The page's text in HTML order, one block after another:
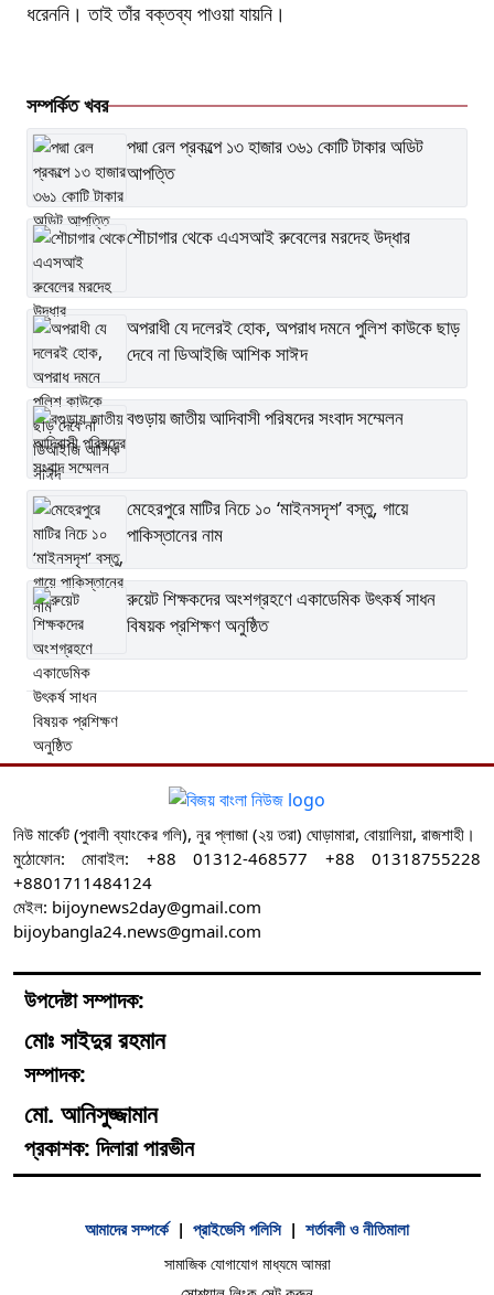
ধরেননি। তাই তাঁর বক্তব্য পাওয়া যায়নি।
সম্পর্কিত খবর
পদ্মা রেল প্রকল্পে ১৩ হাজার ৩৬১ কোটি টাকার অডিট
আপত্তি
শৌচাগার থেকে এএসআই রুবেলের মরদেহ উদ্ধার
অপরাধী যে দলেরই হোক, অপরাধ দমনে পুলিশ কাউকে ছাড়
দেবে না ডিআইজি আশিক সাঈদ
বগুড়ায় জাতীয় আদিবাসী পরিষদের সংবাদ সম্মেলন
মেহেরপুরে মাটির নিচে ১০ ‘মাইনসদৃশ’ বস্তু, গায়ে
পাকিস্তানের নাম
রুয়েট শিক্ষকদের অংশগ্রহণে একাডেমিক উৎকর্ষ সাধন
বিষয়ক প্রশিক্ষণ অনুষ্ঠিত
নিউ মার্কেট (পুবালী ব্যাংকের গলি), নুর প্লাজা (২য় তরা) ঘোড়ামারা, বোয়ালিয়া, রাজশাহী।
মুঠোফোন: মোবাইল: +88 01312-468577 +88 01318755228
+8801711484124
মেইল: bijoynews2day@gmail.com
bijoybangla24.news@gmail.com
উপদেষ্টা সম্পাদক:
মোঃ সাইদুর রহমান
সম্পাদক:
মো. আনিসুজ্জামান
প্রকাশক: দিলারা পারভীন
আমাদের সম্পর্কে | প্রাইভেসি পলিসি | শর্তাবলী ও নীতিমালা
সামাজিক যোগাযোগ মাধ্যমে আমরা